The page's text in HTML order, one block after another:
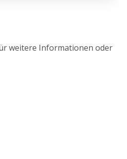
weitere Informationen oder